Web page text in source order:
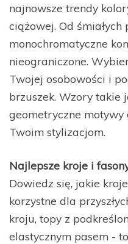
najnowsze trendy
ciążowej. Od
monochromatyczne
nieograniczone.
Twojej osobowości i
brzuszek. Wzory takie
geometryczne
Twoim stylizacjom.
Najlepsze kroje i
Dowiedz się, jakie
korzystne dla
kroju, topy z
elastycznym pasem -